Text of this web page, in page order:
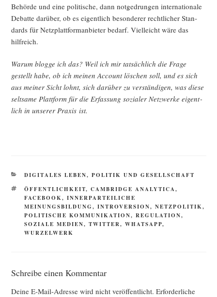
Behör­de und eine poli­ti­sche, dann not­ge­drun­gen inter­na­tio­na­le
Debat­te dar­über, ob es eigent­lich beson­de­rer recht­li­cher Stan­
dards für Netz­platt­form­an­bie­ter bedarf. Viel­leicht wäre das
hilfreich.
War­um blog­ge ich das? Weil ich mir tat­säch­lich die Fra­ge
gestellt habe, ob ich mei­nen Account löschen soll, und es sich
aus mei­ner Sicht lohnt, sich dar­über zu ver­stän­di­gen, was die­se
selt­sa­me Platt­form für die Erfas­sung sozia­ler Netz­wer­ke eigent­
lich in unse­rer Pra­xis ist.
KATEGORIEN
DIGITALES LEBEN, POLITIK UND GESELLSCHAFT
SCHLAGWÖRTER
ÖFFENTLICHKEIT, CAMBRIDGE ANALYTICA,
FACEBOOK, INNERPARTEILICHE
MEINUNGSBILDUNG, INTROVERSION, NETZPOLITIK,
POLITISCHE KOMMUNIKATION, REGULATION,
SOZIALE MEDIEN, TWITTER, WHATSAPP,
WURZELWERK
Schreibe einen Kommentar
Deine E-Mail-Adresse wird nicht veröffentlicht. Erforderliche